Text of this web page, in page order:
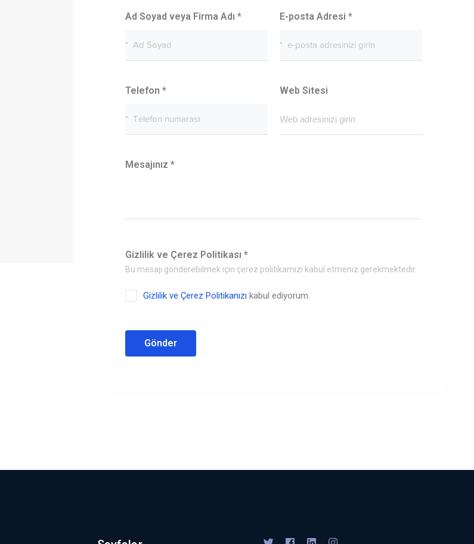
Ad Soyad veya Firma Adı * E-posta Adresi *
Telefon * Web Sitesi
Mesajınız *
Gizlilik ve Çerez Politikası *
Bu mesajı gönderebilmek için çerez politikamızı kabul etmeniz gerekmektedir.
Gizlilik ve Çerez Politikanızı kabul ediyorum.
Gönder